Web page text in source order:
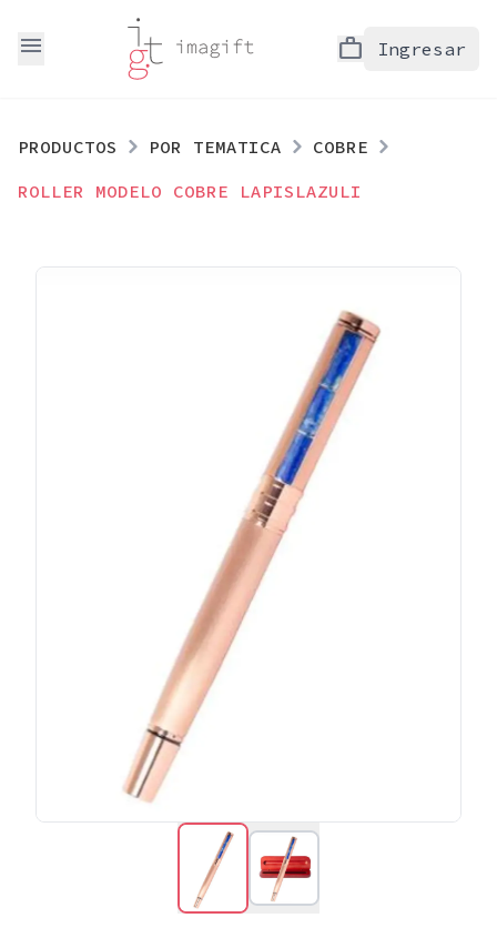
menu work Ingresar
PRODUCTOS POR TEMATICA
COBRE
ROLLER MODELO COBRE LAPISLAZULI